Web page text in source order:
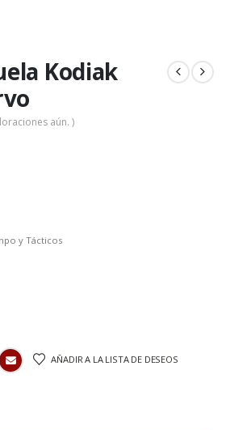
Kodiak
aún. )
y Tácticos
AÑADIR A LA LISTA DE DESEOS